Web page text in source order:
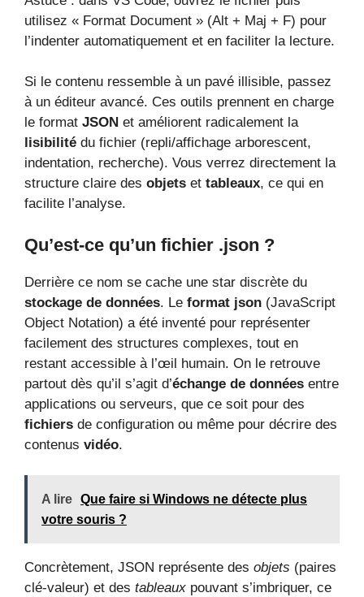
utilisez « Format Document » (Alt + Maj + F) pour
l’indenter automatiquement et en faciliter la lecture.
Si le contenu ressemble à un pavé illisible, passez
à un éditeur avancé. Ces outils prennent en charge
le format JSON et améliorent radicalement la
lisibilité du fichier (repli/affichage arborescent,
indentation, recherche). Vous verrez directement la
structure claire des objets et tableaux, ce qui en
facilite l’analyse.
Qu’est-ce qu’un fichier .json ?
Derrière ce nom se cache une star discrète du
stockage de données. Le format json (JavaScript
Object Notation) a été inventé pour représenter
facilement des structures complexes, tout en
restant accessible à l’œil humain. On le retrouve
partout dès qu’il s’agit d’échange de données entre
applications ou serveurs, que ce soit pour des
fichiers de configuration ou même pour décrire des
contenus vidéo.
A lire Que faire si Windows ne détecte plus
votre souris ?
Concrètement, JSON représente des objets (paires
clé-valeur) et des tableaux pouvant s’imbriquer, ce